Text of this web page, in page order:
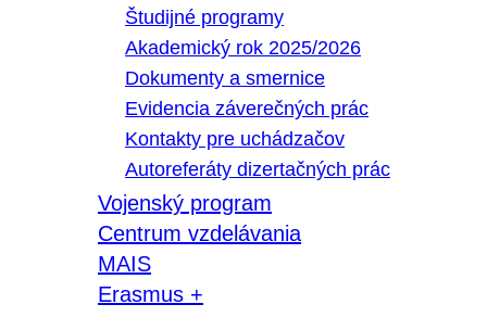
Študijné programy
Akademický rok 2025/2026
Dokumenty a smernice
Evidencia záverečných prác
Kontakty pre uchádzačov
Autoreferáty dizertačných prác
Vojenský program
Centrum vzdelávania
MAIS
Erasmus +